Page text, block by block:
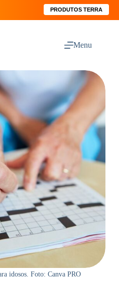
PRODUTOS TERRA
Menu
idosos. Foto: Canva PRO